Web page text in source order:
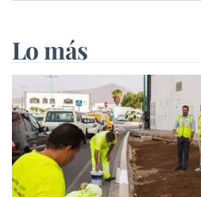
Lo más